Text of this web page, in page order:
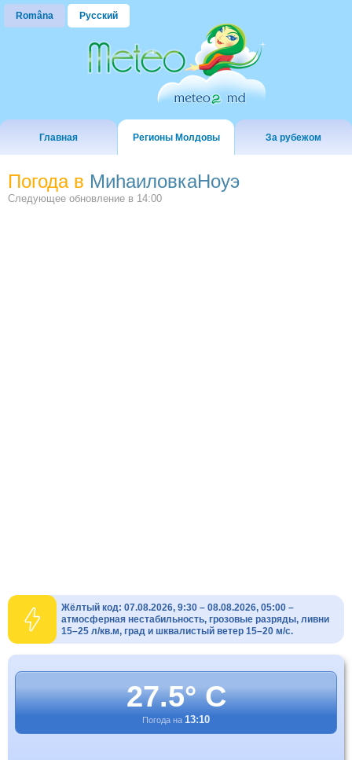
Româna Русский
Главная Регионы Молдовы За рубежом
Погода в МиhаиловкаНоуэ
Следующее обновление в 14:00
Жёлтый код: 07.08.2026, 9:30 – 08.08.2026, 05:00 –
атмосферная нестабильность, грозовые разряды, ливни
15–25 л/кв.м, град и шквалистый ветер 15–20 м/с.
27.5° C
Погода на 13:10